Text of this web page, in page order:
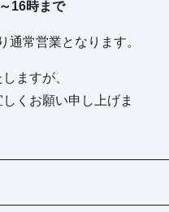
16時まで
通常営業となります。
ますが、
くお願い申し上げま